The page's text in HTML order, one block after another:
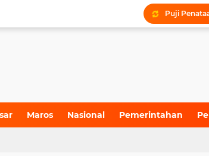
Maros Nasional Pemerintahan